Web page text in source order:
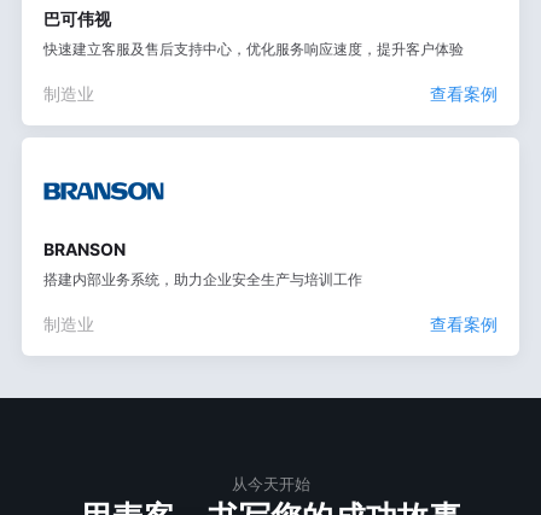
巴可伟视
快速建立客服及售后支持中心，优化服务响应速度，提升客户体验
制造业 查看案例
BRANSON
搭建内部业务系统，助力企业安全生产与培训工作
制造业 查看案例
从今天开始